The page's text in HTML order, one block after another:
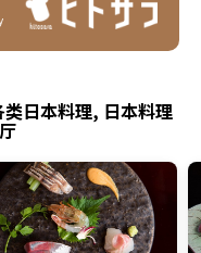
日本料理, 日本料理